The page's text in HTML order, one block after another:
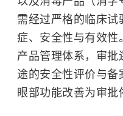
需经过严格的临床试
症、安全性与有效性
产品管理体系，审批
途的安全性评价与备
眼部功能改善为审批